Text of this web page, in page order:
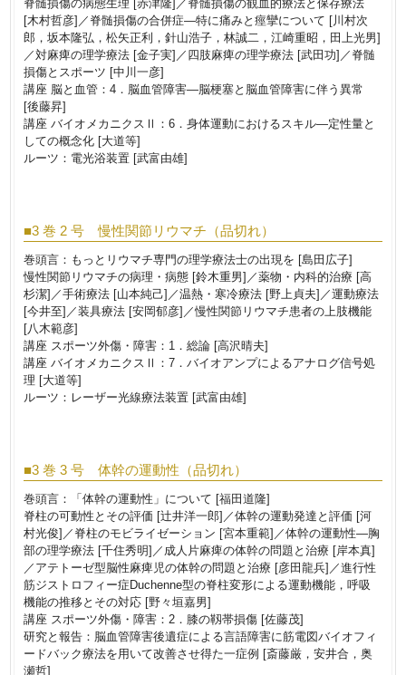
脊髄損傷の病態生理 [赤津隆]／脊髄損傷の観血的療法と保存療法
[木村哲彦]／脊髄損傷の合併症―特に痛みと痙攣について [川村次
郎，坂本隆弘，松矢正利，針山浩子，林誠二，江崎重昭，田上光男]
／対麻痺の理学療法 [金子実]／四肢麻痺の理学療法 [武田功]／脊髄
損傷とスポーツ [中川一彦]
講座 脳と血管：4．脳血管障害―脳梗塞と脳血管障害に伴う異常
[後藤昇]
講座 バイオメカニクスⅡ：6．身体運動におけるスキル―定性量と
しての概念化 [大道等]
ルーツ：電光浴装置 [武富由雄]
■3 巻 2 号 慢性関節リウマチ（品切れ）
巻頭言：もっとリウマチ専門の理学療法士の出現を [島田広子]
慢性関節リウマチの病理・病態 [鈴木重男]／薬物・内科的治療 [高
杉潔]／手術療法 [山本純己]／温熱・寒冷療法 [野上貞夫]／運動療法
[今井至]／装具療法 [安岡郁彦]／慢性関節リウマチ患者の上肢機能
[八木範彦]
講座 スポーツ外傷・障害：1．総論 [高沢晴夫]
講座 バイオメカニクスⅡ：7．バイオアンプによるアナログ信号処
理 [大道等]
ルーツ：レーザー光線療法装置 [武富由雄]
■3 巻 3 号 体幹の運動性（品切れ）
巻頭言：「体幹の運動性」について [福田道隆]
脊柱の可動性とその評価 [辻井洋一郎]／体幹の運動発達と評価 [河
村光俊]／脊柱のモビライゼーション [宮本重範]／体幹の運動性―胸
部の理学療法 [千住秀明]／成人片麻痺の体幹の問題と治療 [岸本真]
／アテトーゼ型脳性麻痺児の体幹の問題と治療 [彦田龍兵]／進行性
筋ジストロフィー症Duchenne型の脊柱変形による運動機能，呼吸
機能の推移とその対応 [野々垣嘉男]
講座 スポーツ外傷・障害：2．膝の靱帯損傷 [佐藤茂]
研究と報告：脳血管障害後遺症による言語障害に筋電図バイオフィ
ードバック療法を用いて改善させ得た一症例 [斎藤厳，安井合，奥
瀬哲]